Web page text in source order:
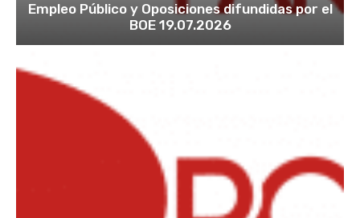
Empleo Público y Oposiciones difundidas por el
BOE 19.07.2026